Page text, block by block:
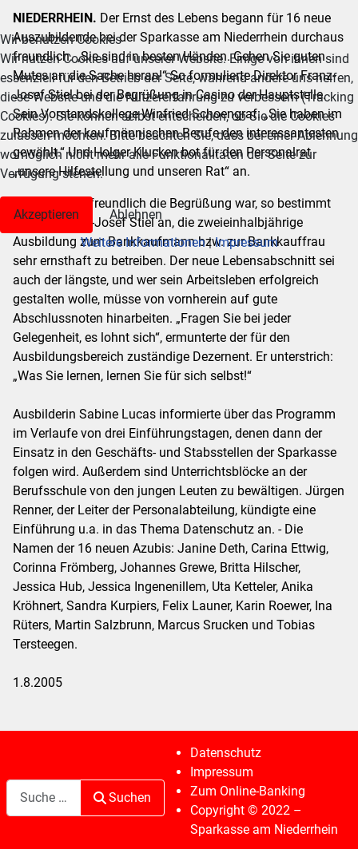
NIEDERRHEIN. Der Ernst des Lebens begann für 16 neue
Auszubildende bei der Sparkasse am Niederrhein durchaus
freundlich. „Sie sind in besten Händen. Gehen Sie guten
Mutes an die Sache heran!“ So formulierte Direktor Franz-
Josef Stiel bei der Begrüßung in Casino der Hauptstelle.
Sein Vorstandskollege Winfried Schoengraf: „Sie haben im
Rahmen der kaufmännischen Berufe den interessantesten
gewählt.“ Und Holger Klucken bot für den Personalrat
„unsere Hilfestellung und unseren Rat“ an.
So offen und freundlich die Begrüßung war, so bestimmt
mahnte Franz-Josef Stiel an, die zweieinhalbjährige
Ausbildung zum Bankkaufmann bzw. zur Bankkauffrau
sehr ernsthaft zu betreiben. Der neue Lebensabschnitt sei
auch der längste, und wer sein Arbeitsleben erfolgreich
gestalten wolle, müsse von vornherein auf gute
Abschlussnoten hinarbeiten. „Fragen Sie bei jeder
Gelegenheit, es lohnt sich“, ermunterte der für den
Ausbildungsbereich zuständige Dezernent. Er unterstrich:
„Was Sie lernen, lernen Sie für sich selbst!“
Ausbilderin Sabine Lucas informierte über das Programm
im Verlaufe von drei Einführungstagen, denen dann der
Einsatz in den Geschäfts- und Stabsstellen der Sparkasse
folgen wird. Außerdem sind Unterrichtsblöcke an der
Berufsschule von den jungen Leuten zu bewältigen. Jürgen
Renner, der Leiter der Personalabteilung, kündigte eine
Einführung u.a. in das Thema Datenschutz an. - Die
Namen der 16 neuen Azubis: Janine Deth, Carina Ettwig,
Corinna Frömberg, Johannes Grewe, Britta Hilscher,
Jessica Hub, Jessica Ingenenillem, Uta Ketteler, Anika
Kröhnert, Sandra Kurpiers, Felix Launer, Karin Roewer, Ina
Rüters, Martin Salzbrunn, Marcus Srucken und Tobias
Tersteegen.
1.8.2005
Suchen
Datenschutz
Impressum
Zum Online-Banking
Copyright © 2022 –
Sparkasse am Niederrhein
Wir benutzen Cookies
Wir nutzen Cookies auf unserer Website. Einige von ihnen sind
essenziell für den Betrieb der Seite, während andere uns helfen,
diese Website und die Nutzererfahrung zu verbessern (Tracking
Cookies). Sie können selbst entscheiden, ob Sie die Cookies
zulassen möchten. Bitte beachten Sie, dass bei einer Ablehnung
womöglich nicht mehr alle Funktionalitäten der Seite zur
Verfügung stehen.
Akzeptieren
Ablehnen
Weitere Informationen|Impressum